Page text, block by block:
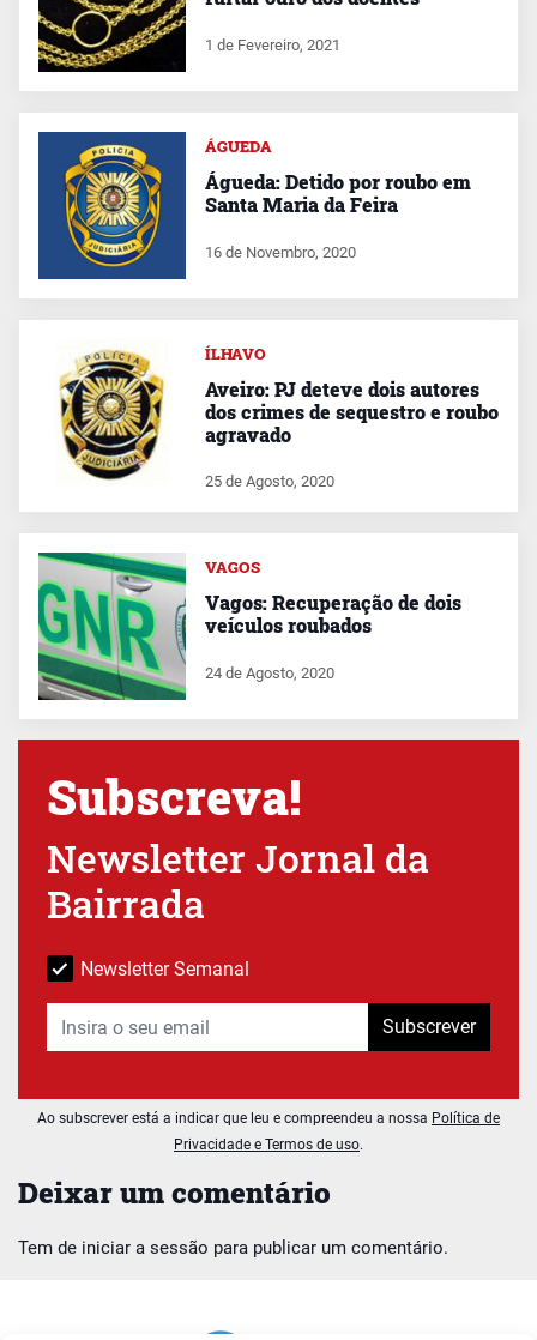
Deixar um comentário
Tem de iniciar a sessão para publicar um comentário.
1 de Fevereiro, 2021
ÁGUEDA
Águeda: Detido por roubo em
Santa Maria da Feira
16 de Novembro, 2020
ÍLHAVO
Aveiro: PJ deteve dois autores
dos crimes de sequestro e roubo
agravado
25 de Agosto, 2020
VAGOS
Vagos: Recuperação de dois
veículos roubados
24 de Agosto, 2020
Subscreva!
Newsletter Jornal da
Bairrada
Newsletter Semanal
Subscrever
Ao subscrever está a indicar que leu e compreendeu a nossa Política de
Privacidade e Termos de uso.